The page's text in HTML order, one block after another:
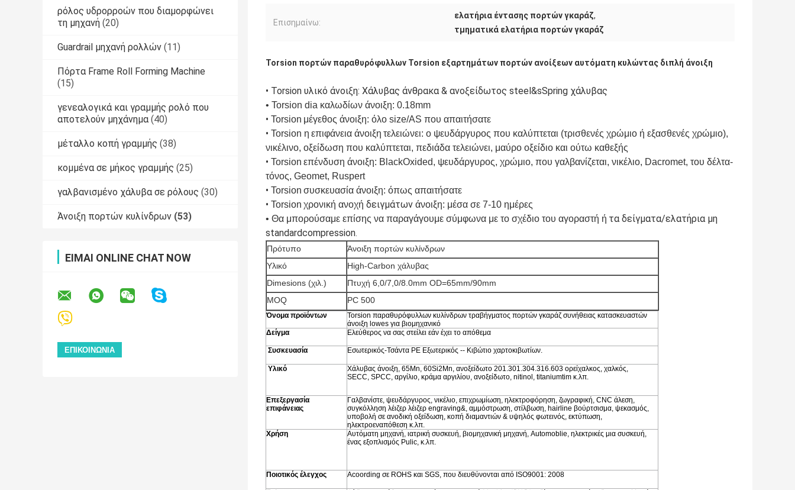
ρόλος υδρορροών που διαμορφώνει
τη μηχανή (20)
Guardrail μηχανή ρολλών (11)
Πόρτα Frame Roll Forming Machine
(15)
γενεαλογικά και γραμμής ρολό που
αποτελούν μηχάνημα (40)
μέταλλο κοπή γραμμής (38)
κομμένα σε μήκος γραμμής (25)
γαλβανισμένο χάλυβα σε ρόλους (30)
Άνοιξη πορτών κυλίνδρων (53)
ΕΊΜΑΙ ONLINE CHAT NOW
Επισημαίνω:
ελατήρια έντασης πορτών γκαράζ,
τμηματικά ελατήρια πορτών γκαράζ
Torsion πορτών παραθυρόφυλλων Torsion εξαρτημάτων πορτών ανοίξεων αυτόματη κυλώντας διπλή άνοιξη
• Torsion υλικό άνοιξη: Χάλυβας άνθρακα & ανοξείδωτος steel&sSpring χάλυβας
• Torsion dia καλωδίων άνοιξη: 0.18mm
• Torsion μέγεθος άνοιξη: όλο size/AS που απαιτήσατε
• Torsion η επιφάνεια άνοιξη τελειώνει: ο ψευδάργυρος που καλύπτεται (τρισθενές χρώμιο ή εξασθενές χρώμιο),
νικέλινο, οξείδωση που καλύπτεται, πεδιάδα τελειώνει, μαύρο οξείδιο και ούτω καθεξής
• Torsion επένδυση άνοιξη: BlackOxided, ψευδάργυρος, χρώμιο, που γαλβανίζεται, νικέλιο, Dacromet, του δέλτα-
τόνος, Geomet, Ruspert
• Torsion συσκευασία άνοιξη: όπως απαιτήσατε
• Torsion χρονική ανοχή δειγμάτων άνοιξη: μέσα σε 7-10 ημέρες
• Θα μπορούσαμε επίσης να παραγάγουμε σύμφωνα με το σχέδιο του αγοραστή ή τα δείγματα/ελατήρια μη
standardcompression.
Πρότυπο
Άνοιξη πορτών κυλίνδρων
Υλικό
High-Carbon χάλυβας
Dimesions (χιλ.)
Πτυχή 6,0/7,0/8.0mm OD=65mm/90mm
MOQ
PC 500
Όνομα προϊόντων
Torsion παραθυρόφυλλων κυλίνδρων τραβήγματος πορτών γκαράζ συνήθειας κατασκευαστών
άνοιξη lowes για βιομηχανικό
Δείγμα
Ελεύθερος να σας στείλει εάν έχει το απόθεμα
Συσκευασία Εσωτερικός-Τσάντα PE Εξωτερικός -- Κιβώτιο χαρτοκιβωτίων.
Υλικό
Χάλυβας άνοιξη, 65Mn, 60Si2Mn, ανοξείδωτο 201.301.304.316.603 ορείχαλκος, χαλκός,
SECC, SPCC, αργίλιο, κράμα αργιλίου, ανοξείδωτο, nitinol, titaniumtim κ.λπ.
Επεξεργασία
επιφάνειας
Γαλβανίστε, ψευδάργυρος, νικέλιο, επιχρωμίωση, ηλεκτροφόρηση, ζωγραφική, CNC άλεση,
συγκόλληση λέιζερ λέιζερ engraving&, αμμόστρωση, στίλβωση, hairline βούρτσισμα, ψεκασμός,
υποβολή σε ανοδική οξείδωση, κοπή διαμαντιών & υψηλός φωτεινός, εκτύπωση,
ηλεκτροεναπόθεση κ.λπ.
Χρήση
Αυτόματη μηχανή, ιατρική συσκευή, βιομηχανική μηχανή, Automoblie, ηλεκτρικές μια συσκευή,
ένας εξοπλισμός Pulic, κ.λπ.
Ποιοτικός έλεγχος Acoording σε ROHS και SGS, που διευθύνονται από ISO9001: 2008